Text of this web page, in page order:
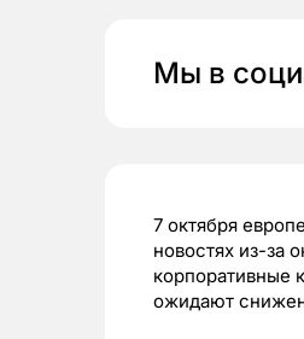
Мы в
7 октября
новостях из-за
корпоративные
ожидают